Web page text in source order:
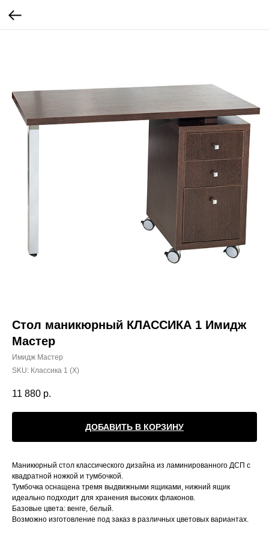
Стол маникюрный КЛАССИКА 1 Имидж
Мастер
Имидж Мастер
SKU: Классика 1 (Х)
11 880 р.
ДОБАВИТЬ В КОРЗИНУ
Маникюрный стол классического дизайна из ламинированного ДСП с
квадратной ножкой и тумбочкой.
Тумбочка оснащена тремя выдвижными ящиками, нижний ящик
идеально подходит для хранения высоких флаконов.
Базовые цвета: венге, белый.
Возможно изготовление под заказ в различных цветовых вариантах.